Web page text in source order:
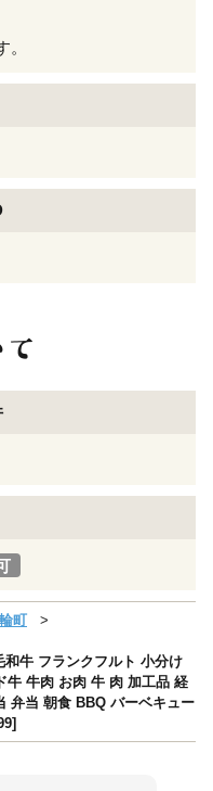
町
牛 フランクフルト 小分け
牛 牛肉 お肉 牛 肉 加工品 経
弁当 朝食 BBQ バーベキュー